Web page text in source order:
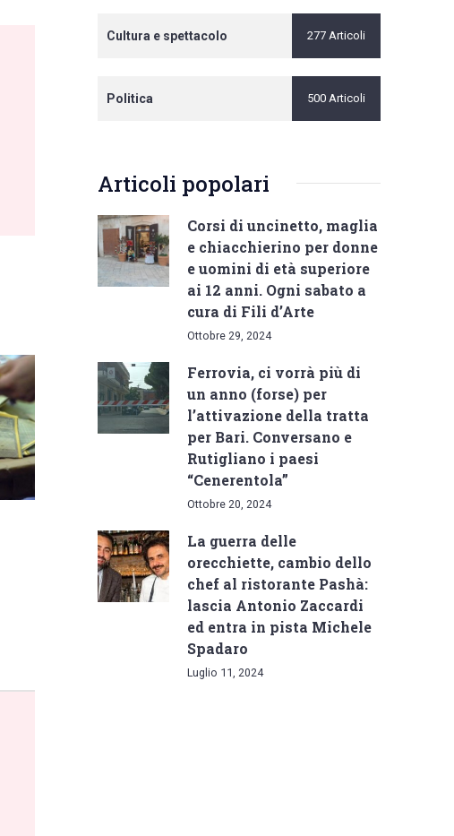
Cultura e spettacolo 277 Articoli
Politica 500 Articoli
Articoli popolari
Corsi di uncinetto, maglia
e chiacchierino per donne
e uomini di età superiore
ai 12 anni. Ogni sabato a
cura di Fili d’Arte
Ottobre 29, 2024
Ferrovia, ci vorrà più di
un anno (forse) per
l’attivazione della tratta
per Bari. Conversano e
Rutigliano i paesi
“Cenerentola”
Ottobre 20, 2024
La guerra delle
orecchiette, cambio dello
chef al ristorante Pashà:
lascia Antonio Zaccardi
ed entra in pista Michele
Spadaro
Luglio 11, 2024